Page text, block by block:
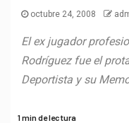
octubre 24, 2008
El ex jugador
Rodríguez fue el
Deportista y su
1 min de lectura